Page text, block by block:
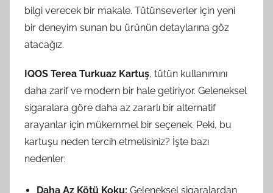
bilgi verecek bir makale. Tütünseverler için yeni
bir deneyim sunan bu ürünün detaylarına göz
atacağız.
IQOS Terea Turkuaz Kartuş, tütün kullanımını
daha zarif ve modern bir hale getiriyor. Geleneksel
sigaralara göre daha az zararlı bir alternatif
arayanlar için mükemmel bir seçenek. Peki, bu
kartuşu neden tercih etmelisiniz? İşte bazı
nedenler:
Daha Az Kötü Koku: Geleneksel sigaralardan